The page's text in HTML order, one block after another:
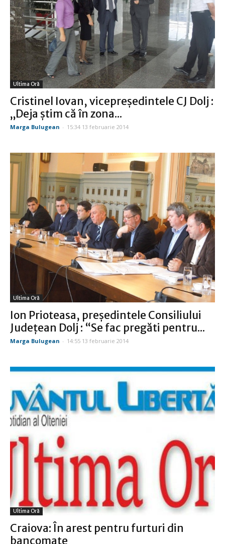
Ultima Oră
Cristinel Iovan, vicepreşedintele CJ Dolj :
„Deja ştim că în zona...
Marga Bulugean - 15:34 13 februarie 2014
Ultima Oră
Ion Prioteasa, preşedintele Consiliului
Judeţean Dolj : “Se fac pregăti pentru...
Marga Bulugean - 14:55 13 februarie 2014
Ultima Oră
Craiova: În arest pentru furturi din
bancomate